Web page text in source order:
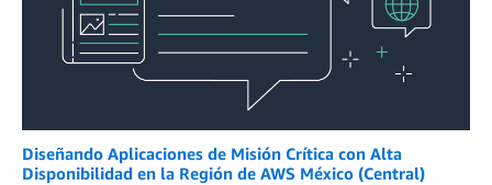
Diseñando Aplicaciones de Misión Crítica con Alta
Disponibilidad en la Región de AWS México (Central)